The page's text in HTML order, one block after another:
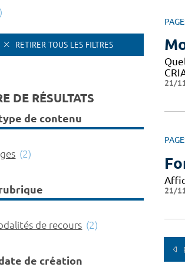
21/
21/
RETIRER TOUS LES FILTRES
DE RÉSULTATS
de contenu
(2)
de recours (2)
de création